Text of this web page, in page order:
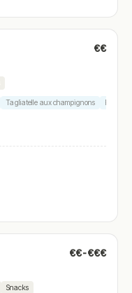
€€
Tagliatelle aux champignons Pizza
€€-€€€
Snacks